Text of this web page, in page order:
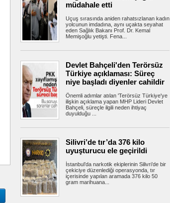
Devlet Bahçeli 20 bin kişinin
katıldığı düğünde nikah şahidi oldu
MHP Ankara İl Başkanı Alparslan Doğan’ın oğlu
Enes Doğan ile Zehra Çelik,...
Türkiye Futbol Federasyonu, herkesin
katılabileceği "Fantezi Lig" projesini...
Terörsüz Türkiye yasa teklifi,
oluşturmak amacıyla hazırlanan...
Kartal’da kontrolden çıkan
otomobil araçlara çarpıp takla attı
Kartal’da yokuş aşağı süratli şekilde inen
otomobil, park halindeki 3 araca...
müdahale etti
Uçuş sırasında aniden rahatsızlanan kadın
yolcunun imdadına, aynı uçakta seyahat
eden Sağlık Bakanı Prof. Dr. Kemal
Memişoğlu yetişti. Fena...
Devlet Bahçeli'den Terörsüz
Türkiye açıklaması: Süreç
niye başladı diyenler cahildir
Önemli adımlar atılan 'Terörsüz Türkiye'ye
ilişkin açıklama yapan MHP Lideri Devlet
Bahçeli, süreçle ilgili neden ihtiyaç
duyulduğu ...
Silivri’de tır’da 376 kilo
uyuşturucu ele geçirildi
İstanbul’da narkotik ekiplerinin Silivri’de bir
çekiciye düzenlediği operasyonda, tır
içerisinde yapılan aramada 376 kilo 50
gram marihuana...